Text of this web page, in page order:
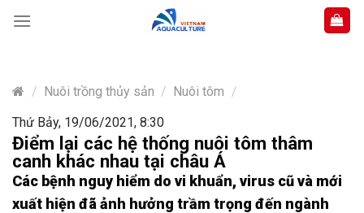
content
/ Nuôi trồng thủy sản / Nuôi tôm /
Thứ Bảy, 19/06/2021, 8:30
Điểm lại các hệ thống nuôi tôm thâm
canh khác nhau tại châu Á
Các bệnh nguy hiểm do vi khuẩn, virus cũ và mới
xuất hiện đã ảnh hưởng trầm trọng đến ngành